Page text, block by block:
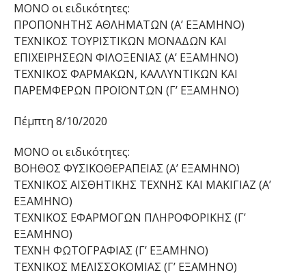
ΜΟΝΟ οι ειδικότητες:
ΠΡΟΠΟΝΗΤΗΣ ΑΘΛΗΜΑΤΩΝ (Α’ ΕΞΑΜΗΝΟ)
ΤΕΧΝΙΚΟΣ ΤΟΥΡΙΣΤΙΚΩΝ ΜΟΝΑΔΩΝ ΚΑΙ
ΕΠΙΧΕΙΡΗΣΕΩΝ ΦΙΛΟΞΕΝΙΑΣ (Α’ ΕΞΑΜΗΝΟ)
ΤΕΧΝΙΚΟΣ ΦΑΡΜΑΚΩΝ, ΚΑΛΛΥΝΤΙΚΩΝ ΚΑΙ
ΠΑΡΕΜΦΕΡΩΝ ΠΡΟΪΟΝΤΩΝ (Γ’ ΕΞΑΜΗΝΟ)
Πέμπτη 8/10/2020
ΜΟΝΟ οι ειδικότητες:
ΒΟΗΘΟΣ ΦΥΣΙΚΟΘΕΡΑΠΕΙΑΣ (Α’ ΕΞΑΜΗΝΟ)
ΤΕΧΝΙΚΟΣ ΑΙΣΘΗΤΙΚΗΣ ΤΕΧΝΗΣ ΚΑΙ ΜΑΚΙΓΙΑΖ (Α’
ΕΞΑΜΗΝΟ)
ΤΕΧΝΙΚΟΣ ΕΦΑΡΜΟΓΩΝ ΠΛΗΡΟΦΟΡΙΚΗΣ (Γ’
ΕΞΑΜΗΝΟ)
ΤΕΧΝΗ ΦΩΤΟΓΡΑΦΙΑΣ (Γ’ ΕΞΑΜΗΝΟ)
ΤΕΧΝΙΚΟΣ ΜΕΛΙΣΣΟΚΟΜΙΑΣ (Γ’ ΕΞΑΜΗΝΟ)